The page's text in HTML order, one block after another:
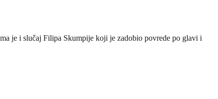
je i slučaj Filipa Skumpije koji je zadobio povrede po glavi i